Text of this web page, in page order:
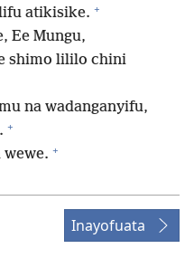
atikisike. +
Ee Mungu,
shimo lililo chini
na wadanganyifu,
+
+
Inayofuata